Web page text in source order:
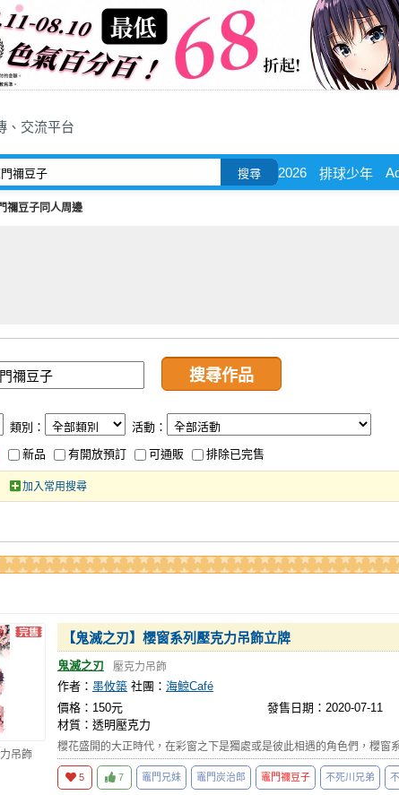
、交流平台
搜尋 2026 排球少年
禰豆子同人周邊
類別：
活動：
新品 有開放預訂 可通販 排除已完售
加入常用搜尋
吊飾
【鬼滅之刃】櫻窗系列壓克力吊飾立牌
鬼滅之刃 壓克力吊飾
作者： 墨攸築 社團： 海鯨Café
價格：150元
發售日期：2020-07-11
材質：透明壓克力
櫻花盛開的大正時代，在彩窗之下是獨處或是彼此相遇的角色們，櫻窗
5 7 竈門兄妹 竈門炭治郎 竈門禰豆子 不死川兄弟